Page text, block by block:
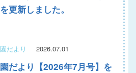
を更新しました。
園だより 2026.07.01
園だより【2026年7月号】を